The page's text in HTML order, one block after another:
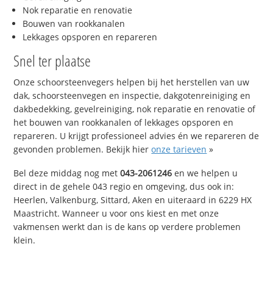
Nok reparatie en renovatie
Bouwen van rookkanalen
Lekkages opsporen en repareren
Snel ter plaatse
Onze schoorsteenvegers helpen bij het herstellen van uw
dak, schoorsteenvegen en inspectie, dakgotenreiniging en
dakbedekking, gevelreiniging, nok reparatie en renovatie of
het bouwen van rookkanalen of lekkages opsporen en
repareren. U krijgt professioneel advies én we repareren de
gevonden problemen. Bekijk hieronze tarieven »
Bel deze middag nog met043-2061246 en we helpen u
direct in de gehele 043 regio en omgeving, dus ook in:
Heerlen, Valkenburg, Sittard, Aken en uiteraard in 6229 HX
Maastricht. Wanneer u voor ons kiest en met onze
vakmensen werkt dan is de kans op verdere problemen
klein.